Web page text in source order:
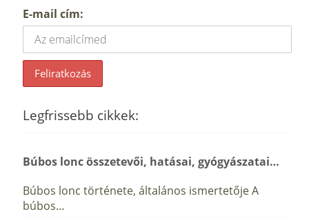
E-mail cím:
Legfrissebb cikkek:
Búbos lonc összetevői, hatásai, gyógyászatai…
Búbos lonc története, általános ismertetője A
búbos…